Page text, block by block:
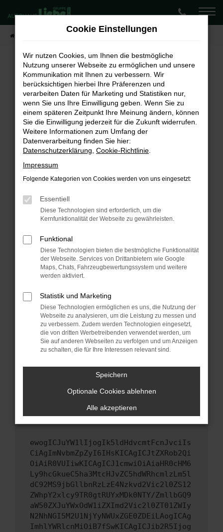
Zum
Hauptinhalt
springen
Lagerwagen-Angebote
Fehler: Network Error
Beim Laden ist ein Fehler aufgetreten.
Hier sind ein paar Tipps, die dir helfen können:
Überprüfe deine Firewall und deine
Internetverbindung.
Laden andere Webseiten, zum Beispiel deine
Suchmaschine?
Prüfe deine Browsererweiterungen.
können das Laden bestimmter Seiten
verhindern. Funktioniert die Seite in einem
anderen Browser oder in einem privaten
Starte dein Gerät neu.
Das kann manchmal helfen, vorübergehende
Probleme zu beheben.
Betriebssystem auf dem neuesten Stand
sind.
Veraltete Software birgt nicht nur ein
Sicherheitsrisiko, sondern kann auch dazu
führen, dass bestimmte Funktionen nicht mehr
unterstützt werden.
Wenn du alle oben genannten Schritte versucht
versuchen, das Problem zu beheben. Du kannst
uns diesen Text schicken, um uns bei der
Fehlersuche zu unterstützen:
ewogICJuYW1lIjogIk5ldHdvcmtFcnJvciIs
CiAgImNvbmZpZyI6IHsKICAgICJtZXRob2Qi
OiAiR0VUIiwKICAgICJ1cmwiOiAiaHR0cHM6
Ly9hcGkueC5ha3MtcHJvZC5hdWRhcmlzLm5l
dC92MS9jbGllbnRzLzE4Nzkvd2Vic2l0ZS12
ZWhpY2xlcy9TR0gtRUYxMDk0NTY/ZmllbGQ9
aW50ZXJuYWxOdW1iZXImd2Vic2l0ZT01ZWIy
N2NhNGI5M2U1NjYyNWUxZGE0ZDEiLAogICAg
ImhlYWRlcnMiOiB7fSwKICAgICJib2R5Ijog
Cookie Einstellungen
Wir nutzen Cookies, um Ihnen die bestmögliche
Nutzung unserer Webseite zu ermöglichen und unsere
Kommunikation mit Ihnen zu verbessern. Wir
berücksichtigen hierbei Ihre Präferenzen und
verarbeiten Daten für Marketing und Statistiken nur,
wenn Sie uns Ihre Einwilligung geben. Wenn Sie zu
einem späteren Zeitpunkt Ihre Meinung ändern, können
Sie die Einwilligung jederzeit für die Zukunft widerrufen.
Weitere Informationen zum Umfang der
Datenverarbeitung finden Sie hier:
Datenschutzerklärung Cookie-Richtlinie
Impressum
Folgende Kategorien von Cookies werden von uns eingesetzt:
Essentiell
Diese Technologien sind erforderlich, um die
Kernfunktionalität der Webseite zu gewährleisten.
Funktional
Diese Technologien bieten die bestmögliche Funktionalität
der Webseite. Services von Drittanbietern wie Google
Maps, Chats, Fahrzeugbewertungssystem und weitere
werden aktiviert.
Statistik und Marketing
Diese Technologien ermöglichen es uns, die Nutzung der
Webseite zu analysieren, um die Leistung zu messen und
zu verbessern. Zudem werden Technologien eingesetzt,
die von dritten Werbetreibenden verwendet werden, um
Sie auf anderen Webseiten zu verfolgen und um Anzeigen
zu schalten, die für Ihre Interessen relevant sind.
Speichern
Optionale Cookies ablehnen
Alle akzeptieren